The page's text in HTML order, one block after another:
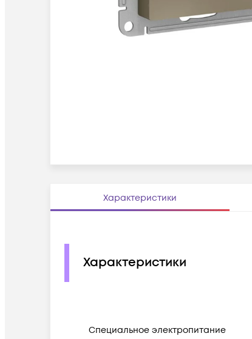
Характеристики
Характеристики
Cпециальное электропитание